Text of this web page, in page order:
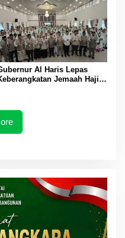
Al Haris Lepas
Jemaah Haji